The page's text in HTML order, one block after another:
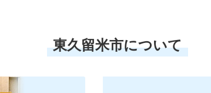
東久留米市について